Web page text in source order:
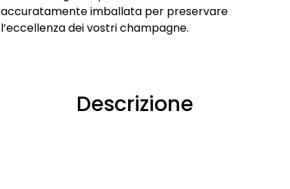
accuratamente imballata per preservare
l’eccellenza dei vostri champagne.
Descrizione